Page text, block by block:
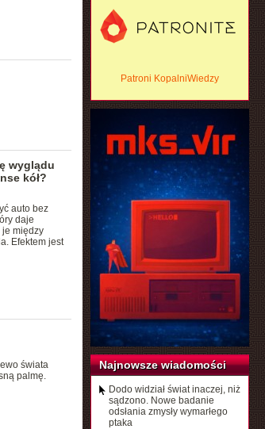
wyglądu
kół?
auto bez
daje
je między
Efektem jest
świata
palmę.
Patroni KopalniWiedzy
Najnowsze wiadomości
Dodo widział świat inaczej, niż
sądzono. Nowe badanie
odsłania zmysły wymarłego
ptaka